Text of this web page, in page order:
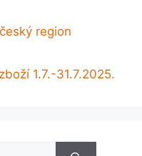
region
1.7.-31.7.2025.